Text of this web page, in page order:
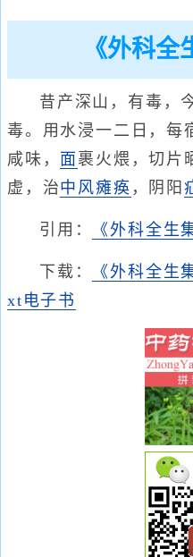
《外科
昔产深山，有毒，
毒。用水浸一二日，每
咸味， 面 裹火煨，切片
虚，治中风瘫痪 ，阴阳
引用： 《外科全生
下载： 《外科全生
xt电子书